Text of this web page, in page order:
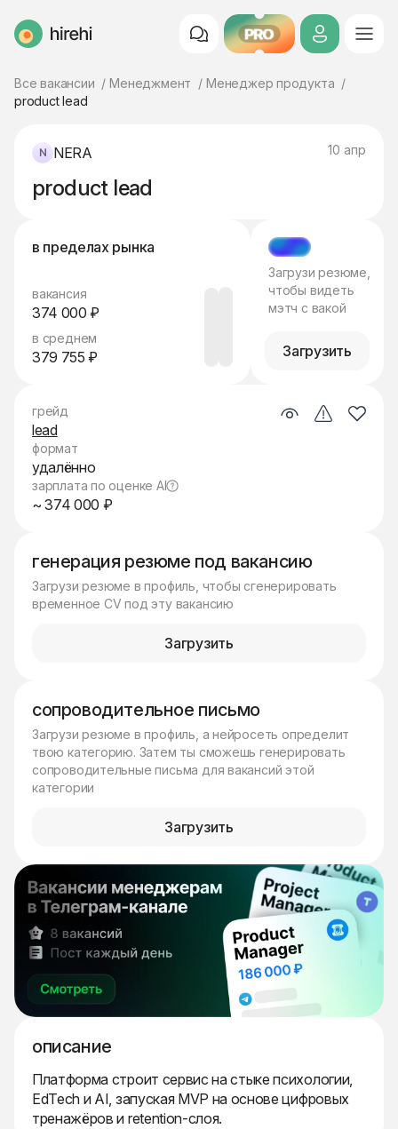
HireHi PRO
Все вакансии Менеджмент
Менеджер продукта
product lead
NERA 10 апр
product lead
в пределах рынка
вакансия
374 000 ₽
в среднем
379 755 ₽
МЭТЧ
Загрузи резюме,
чтобы видеть
мэтч с вакой
Загрузить
генерация резюме под вакансию
Загрузи резюме в профиль, чтобы сгенерировать
временное CV под эту вакансию
Загрузить
сопроводительное письмо
Загрузи резюме в профиль, а нейросеть определит
твою категорию. Затем ты сможешь генерировать
сопроводительные письма для вакансий этой
категории
Загрузить
описание
Платформа строит сервис на стыке психологии,
EdTech и AI, запуская MVP на основе цифровых
тренажёров и retention-слоя.
грейд
lead
формат
удалённо
зарплата по оценке AI
~ 374 000 ₽